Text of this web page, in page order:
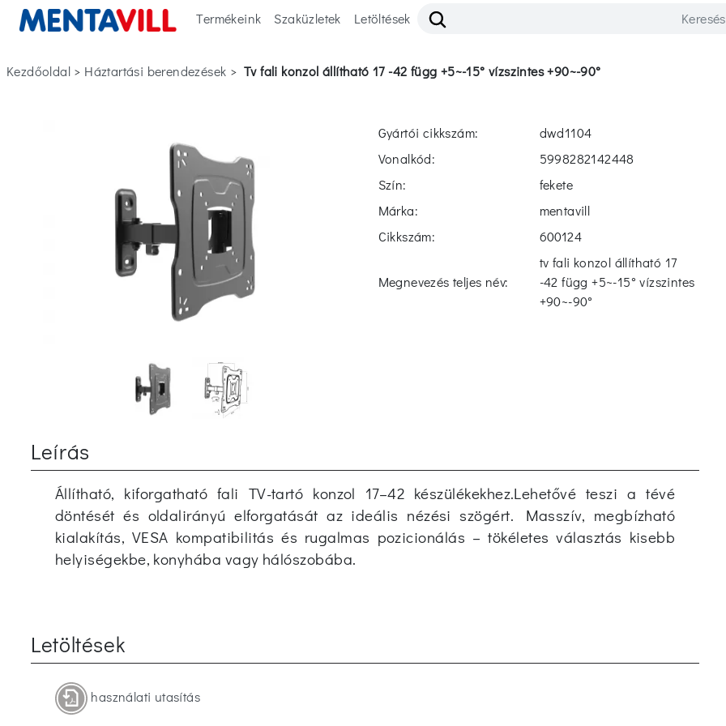
Termékeink Szaküzletek Letöltések
Kezdőoldal > háztartási berendezések > tv fali konzol állítható 17 -42 függ +5~-15° vízszintes +90~-90°
Gyártói cikkszám:
dwd1104
Vonalkód:
5998282142448
Szín:
fekete
Márka:
mentavill
Cikkszám:
600124
Megnevezés teljes név:
tv fali konzol állítható 17
-42 függ +5~-15° vízszintes
+90~-90°
Leírás
Állítható, kiforgatható fali TV-tartó konzol 17–42 készülékekhez.Lehetővé teszi a tévé
döntését és oldalirányú elforgatását az ideális nézési szögért. Masszív, megbízható
kialakítás, VESA kompatibilitás és rugalmas pozicionálás – tökéletes választás kisebb
helyiségekbe, konyhába vagy hálószobába.
Letöltések
használati utasítás